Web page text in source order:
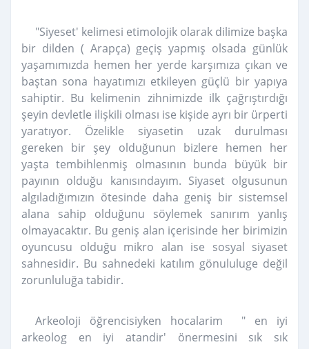
"Siyeset' kelimesi etimolojik olarak dilimize başka
bir dilden ( Arapça) geçiş yapmış olsada günlük
yaşamımızda hemen her yerde karşımıza çıkan ve
baştan sona hayatımızı etkileyen güçlü bir yapıya
sahiptir. Bu kelimenin zihnimizde ilk çağrıştırdığı
şeyin devletle ilişkili olması ise kişide ayrı bir ürperti
yaratıyor. Özelikle siyasetin uzak durulması
gereken bir şey olduğunun bizlere hemen her
yaşta tembihlenmiş olmasının bunda büyük bir
payının olduğu kanısındayım. Siyaset olgusunun
algıladığımızın ötesinde daha geniş bir sistemsel
alana sahip olduğunu söylemek sanırım yanlış
olmayacaktır. Bu geniş alan içerisinde her birimizin
oyuncusu olduğu mikro alan ise sosyal siyaset
sahnesidir. Bu sahnedeki katılım gönululuge değil
zorunluluğa tabidir.
Arkeoloji öğrencisiyken hocalarim " en iyi
arkeolog en iyi atandir' önermesini sık sık